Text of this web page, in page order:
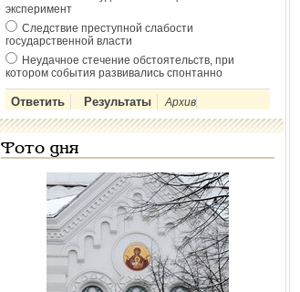
эксперимент
Следствие преступной слабости
государственной власти
Неудачное стечение обстоятельств, при
котором события развивались спонтанно
Архив
Фото дня